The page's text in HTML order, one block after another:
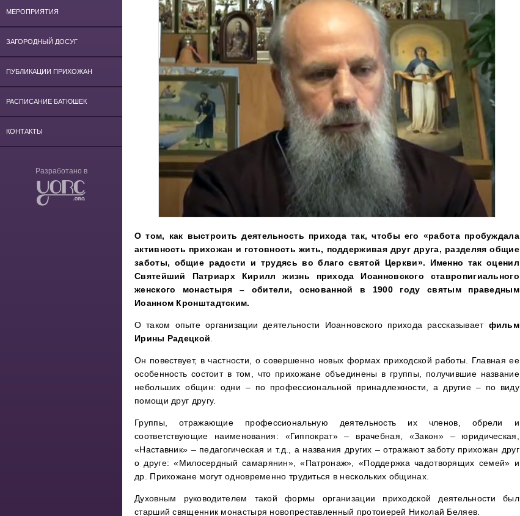
МЕРОПРИЯТИЯ
ЗАГОРОДНЫЙ ДОСУГ
ПУБЛИКАЦИИ ПРИХОЖАН
РАСПИСАНИЕ БАТЮШЕК
КОНТАКТЫ
Разработано в
О том, как выстроить деятельность прихода так, чтобы его «работа пробуждала
активность прихожан и готовность жить, поддерживая друг друга, разделяя общие
заботы, общие радости и трудясь во благо святой Церкви». Именно так оценил
Святейший Патриарх Кирилл жизнь прихода Иоанновского ставропигиального
женского монастыря – обители, основанной в 1900 году святым праведным
Иоанном Кронштадтским.
О таком опыте организации деятельности Иоанновского прихода рассказывает фильм
Ирины Радецкой
Он повествует, в частности, о совершенно новых формах приходской работы. Главная ее
особенность состоит в том, что прихожане объединены в группы, получившие название
небольших общин: одни – по профессиональной принадлежности, а другие – по виду
помощи друг другу.
Группы, отражающие профессиональную деятельность их членов, обрели и
соответствующие наименования: «Гиппократ» – врачебная, «Закон» – юридическая,
«Наставник» – педагогическая и т.д., а названия других – отражают заботу прихожан друг
о друге: «Милосердный самарянин», «Патронаж», «Поддержка чадотворящих семей» и
др. Прихожане могут одновременно трудиться в нескольких общинах.
Духовным руководителем такой формы организации приходской деятельности был
старший священник монастыря новопреставленный протоиерей Николай Беляев.